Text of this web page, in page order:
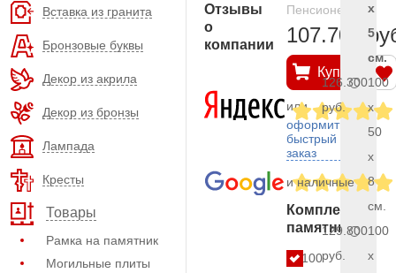
Вставка из гранита
Бронзовые буквы
Декор из акрила
Декор из бронзы
Лампада
Кресты
Товары
Рамка на памятник
Могильные плиты
Отзывы
о
компании
Пенсионерам
107.700
Купить
или
оформить
быстрый
заказ
и наличные
Комплект
памятника
100
x
5
см.
126.300
руб.
100
x
50
x
8
см.
129.800
руб.
100
x